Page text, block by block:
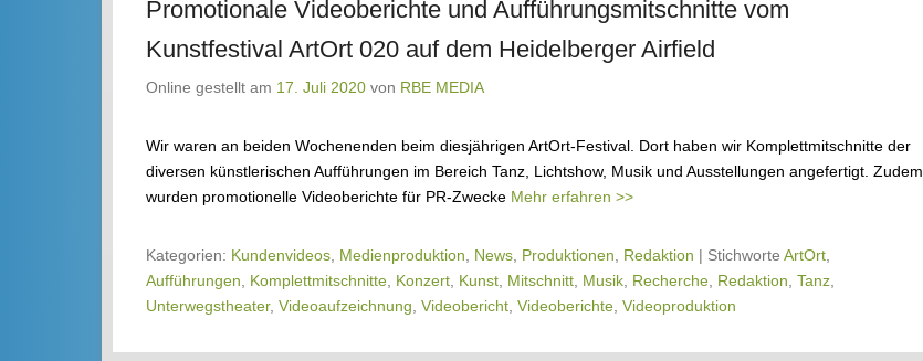
Promotionale Videoberichte und Aufführungsmitschnitte vom
Kunstfestival ArtOrt 020 auf dem Heidelberger Airfield
Online gestellt am 17. Juli 2020 von RBE MEDIA
Wir waren an beiden Wochenenden beim diesjährigen ArtOrt-Festival. Dort haben wir Komplettmitschnitte der
diversen künstlerischen Aufführungen im Bereich Tanz, Lichtshow, Musik und Ausstellungen angefertigt. Zudem
wurden promotionelle Videoberichte für PR-Zwecke Mehr erfahren >>
Kategorien: Kundenvideos Medienproduktion News Produktionen Redaktion | Stichworte ArtOrt
Aufführungen
Komplettmitschnitte Konzert Kunst Mitschnitt Musik Recherche Redaktion Tanz
Unterwegstheater, Videoaufzeichnung Videobericht Videoberichte Videoproduktion